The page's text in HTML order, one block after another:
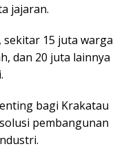
jajaran.
sekitar 15 juta warga
dan 20 juta lainnya
bagi Krakatau
pembangunan